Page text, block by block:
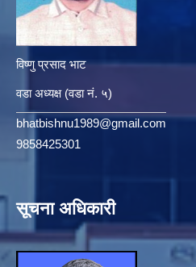
विष्णु प्रसाद भाट
वडा अध्यक्ष (वडा नं. ५)
bhatbishnu1989@gmail.com
9858425301
सूचना अधिकारी